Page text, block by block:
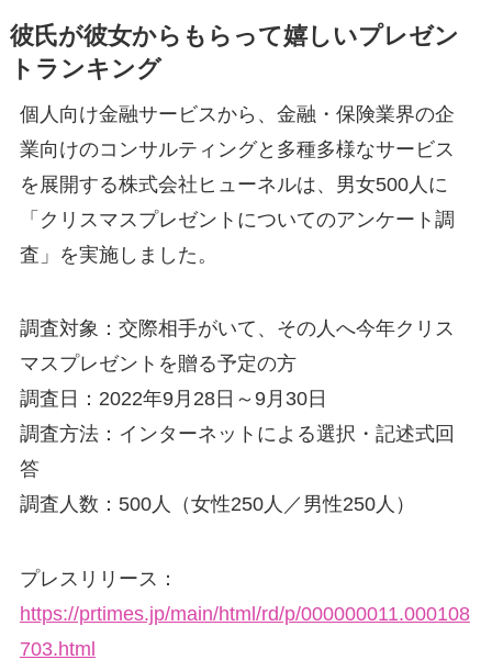
彼氏が彼女からもらって嬉しいプレゼン
トランキング
個人向け金融サービスから、金融・保険業界の企
業向けのコンサルティングと多種多様なサービス
を展開する株式会社ヒューネルは、男女500人に
「クリスマスプレゼントについてのアンケート調
査」を実施しました。
調査対象：交際相手がいて、その人へ今年クリス
マスプレゼントを贈る予定の方
調査日：2022年9月28日～9月30日
調査方法：インターネットによる選択・記述式回
答
調査人数：500人（女性250人／男性250人）
プレスリリース：
https://prtimes.jp/main/html/rd/p/000000011.000108
703.html